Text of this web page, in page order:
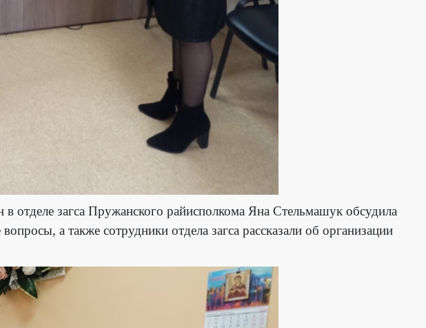
отделе загса Пружанского райисполкома Яна Стельмашук обсудила
а также сотрудники отдела загса рассказали об организации